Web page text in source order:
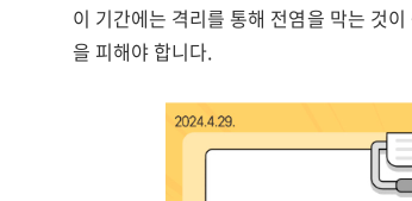
이 기간에는 격리를 통해 전염을 막는 것
을 피해야 합니다.